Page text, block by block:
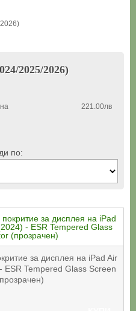
2025/2026)
221.00лв
по:
за дисплея на iPad Air
Tempered Glass Screen